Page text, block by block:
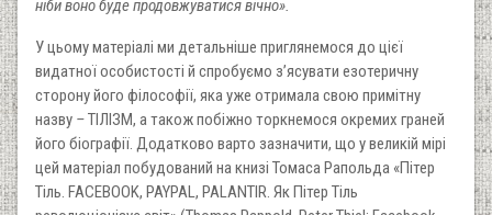
ніби воно буде продовжуватися вічно».
У цьому матеріалі ми детальніше приглянемося до цієї
видатної особистості й спробуємо з’ясувати езотеричну
сторону його філософії, яка уже отримала свою примітну
назву –ТІЛІЗМ, а також побіжно торкнемося окремих граней
його біографії. Додатково варто зазначити, що у великій мірі
цей матеріал побудований на книзі Томаса Рапольда «Пітер
Тіль. FACEBOOK, PAYPAL, PALANTIR. Як Пітер Тіль